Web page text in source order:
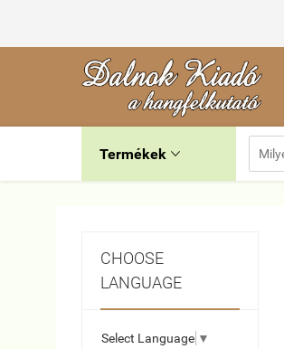
Termékek 
CHOOSE
LANGUAGE
Select Language ▼